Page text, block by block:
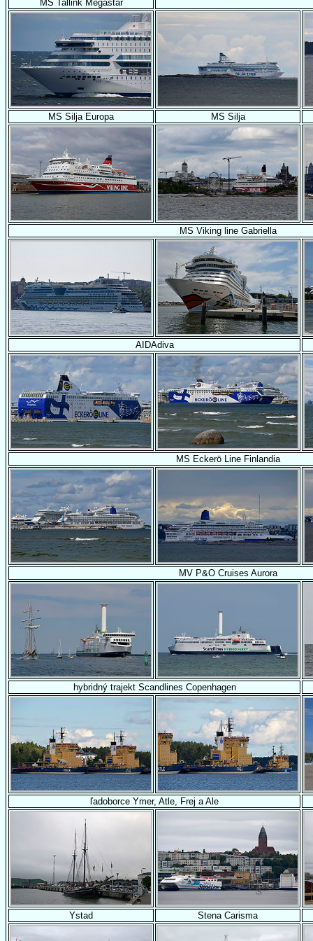
MS Tallink Megastar
MS Silja Europa MS Silja
MS Viking line Gabriella
AIDAdiva
MS Eckerö Line Finlandia
MV P&O Cruises Aurora
hybridný trajekt Scandlines Copenhagen
ľadoborce Ymer, Atle, Frej a Ale
Ystad Stena Carisma